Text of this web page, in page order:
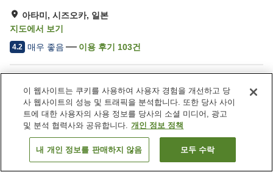
아타미, 시즈오카, 일본
지도에서 보기
4.2 매우 좋음 이용 후기 103건
주차장
제트 욕조
암반욕
자동판매기
일본 시즈오카 아타미 와 모던 오베르주 아타미 덴스이
객실 보기
이 웹사이트는 쿠키를 사용하여 사용자 경험을 개선하고 당
사 웹사이트의 성능 및 트래픽을 분석합니다. 또한 당사 사이
트에 대한 사용자의 사용 정보를 당사의 소셜 미디어, 광고
및 분석 협력사와 공유합니다. 개인 정보 정책
내 개인 정보를 판매하지 않음 모두 수락